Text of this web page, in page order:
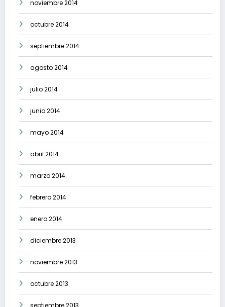
noviembre 2014
octubre 2014
septiembre 2014
agosto 2014
julio 2014
junio 2014
mayo 2014
abril 2014
marzo 2014
febrero 2014
enero 2014
diciembre 2013
noviembre 2013
octubre 2013